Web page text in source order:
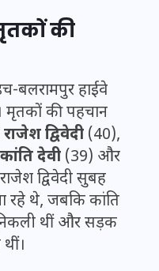
की
बलरामपुर हाईवे
मृतकों की पहचान
राजेश द्विवेदी (40),
कांति देवी (39) और
द्विवेदी सुबह
थे, जबकि कांति
थीं और सड़क